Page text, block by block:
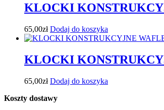
KLOCKI
65,00zł Dodaj do koszyka
KLOCKI
65,00zł Dodaj do koszyka
Koszty dostawy